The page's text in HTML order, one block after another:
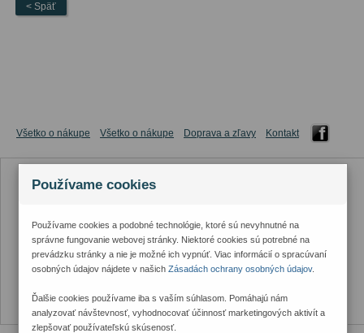
< Späť
Všetko o nákupe Všetko o nákupe Doprava a zľavy Kontakt
Používame cookies
Používame cookies a podobné technológie, ktoré sú nevyhnutné na
správne fungovanie webovej stránky. Niektoré cookies sú potrebné na
prevádzku stránky a nie je možné ich vypnúť. Viac informácií o spracúvaní
osobných údajov nájdete v našichZásadách ochrany osobných údajov.
Ďalšie cookies používame iba s vaším súhlasom. Pomáhajú nám
analyzovať návštevnosť, vyhodnocovať účinnosť marketingových aktivít a
zlepšovať používateľskú skúsenosť.